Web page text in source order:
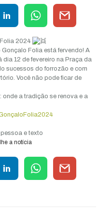
2024
Folia está fervendo! A
12 de fevereiro na Praça da
sucessos do forrozão e com
Você não pode ficar de
a tradição se renova e a
a notícia